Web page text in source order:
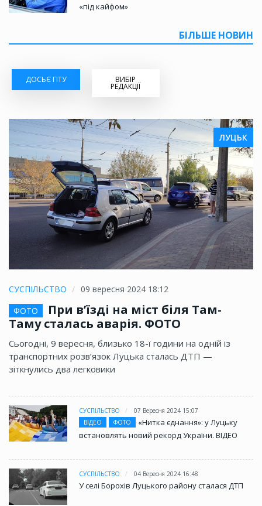
«під кайфом»
БІЛЬШЕ НОВИН
ДОСЬЄ ГІТУ ВИБІР
РЕДАКЦІЇ
ЛУЦЬК
СУСПІЛЬСТВО
09 вересня 2024 18:12
ФОТО
При в’їзді на міст біля Там-
Таму сталась аварія. ФОТО
Сьогодні, 9 вересня, близько 18-ї години на одній із
транспортних розв’язок Луцька сталась ДТП —
зіткнулись два легковики
СУСПІЛЬСТВО
07 Вересня 2024 15:07
ВІДЕО
ФОТО
«Нитка єднання»: у Луцьку
встановлять новий рекорд України. ВІДЕО
СУСПІЛЬСТВО 04 Вересня 2024 16:48
У селі Борохів Луцького району сталася ДТП